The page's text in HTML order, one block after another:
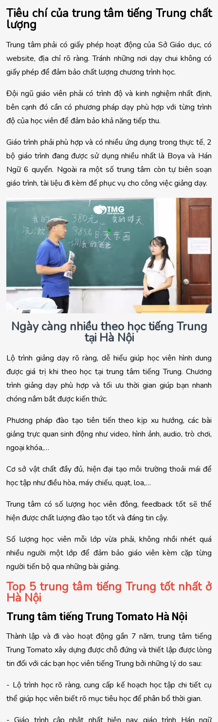
Tiêu chí của trung tâm tiếng Trung chất
lượng
Trung tâm phải có giấy phép hoạt động của Sở Giáo dục, có
website, địa chỉ rõ ràng. Tránh những nơi dạy chui không có
giấy phép để đảm bảo chất lượng chương trình học.
Đội ngũ giáo viên phải có trình độ và kinh nghiệm nhất định,
bên cạnh đó cần có phương pháp dạy phù hợp với từng trình
độ của học viên để đảm bảo khả năng tiếp thu.
Giáo trình phải phù hợp và có nhiều ứng dụng trong thực tế, 2
bộ giáo trình đang được sử dụng nhiều nhất là Boya và Hán
Ngữ 6 quyển. Ngoài ra một số trung tâm còn tự biên soạn
giáo trình, tài liệu đi kèm để phục vụ cho công việc giảng dạy.
Ngày càng nhiều theo học tiếng Trung
tại Hà Nội
Lộ trình giảng dạy rõ ràng, dễ hiểu giúp học viên hình dung
được giá trị khi theo học tại trung tâm tiếng Trung. Chương
trình giảng dạy phù hợp và tối ưu thời gian giúp bạn nhanh
chóng nắm bắt được kiến thức.
Phương pháp đào tạo tiên tiến theo kịp xu hướng, các bài
giảng trực quan sinh động như video, hình ảnh, audio, trò chơi,
ngoại khóa,…
Cơ sở vật chất đầy đủ, hiện đại tạo môi trường thoải mái để
học tập như điều hòa, máy chiếu, quạt, loa,…
Trung tâm có số lượng học viên đông, feedback tốt sẽ thể
hiện được chất lượng đào tạo tốt và đáng tin cậy.
Số lượng học viên mỗi lớp vừa phải, không nhồi nhét quá
nhiều người một lớp để đảm bảo giáo viên kèm cặp từng
người tiến bộ qua những bài giảng.
Top 5 trung tâm tiếng Trung tốt nhất ở
Hà Nội
Trung tâm tiếng Trung Tomato Hà Nội
Thành lập và đi vào hoạt động gần 7 năm, trung tâm tiếng
Trung Tomato xây dựng được chỗ đứng và thiết lập được lòng
tin đối với các bạn học viên tiếng Trung bởi những lý do sau:
- Lộ trình học rõ ràng, cung cấp kế hoạch học tập chi tiết cụ
thể giúp học viên biết rõ mục tiêu học để phân bổ thời gian.